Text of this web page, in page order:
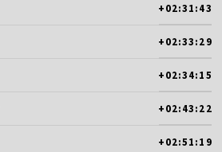
+02:31:43
+02:33:29
+02:34:15
+02:43:22
+02:51:19